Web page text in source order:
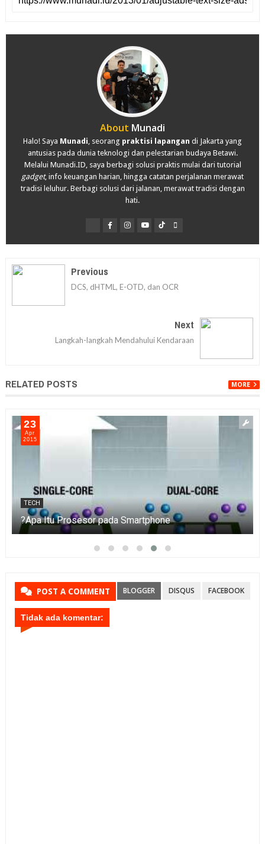
About Munadi
Halo! Saya Munadi, seorang praktisi lapangan di Jakarta yang
antusias pada dunia teknologi dan pelestarian budaya Betawi.
Melalui Munadi.ID, saya berbagi solusi praktis mulai dari tutorial
gadget, info keuangan harian, hingga catatan perjalanan merawat
tradisi leluhur. Berbagi solusi dari jalanan, merawat tradisi dengan
hati.
Previous
DCS, dHTML, E-OTD, dan OCR
Next
Langkah-langkah Mendahului Kendaraan
RELATED POSTS MORE
23
Apr
2015
TECH
Apa Itu Prosesor pada Smartphone?
POST A COMMENT BLOGGER DISQUS FACEBOOK
Tidak ada komentar: